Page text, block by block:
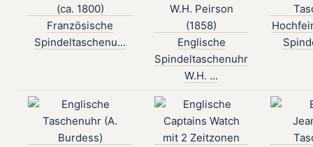
Französische
Spindeltaschenu...
Englische
Spindeltaschenuhr
W.H. ...